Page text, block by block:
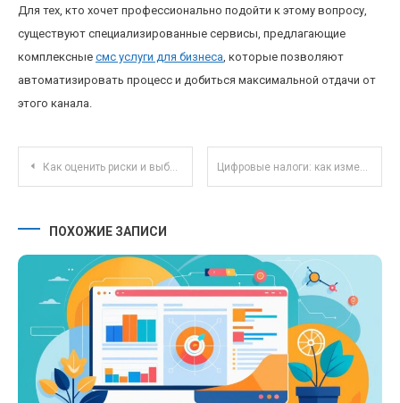
Для тех, кто хочет профессионально подойти к этому вопросу,
существуют специализированные сервисы, предлагающие
комплексные смс услуги для бизнеса, которые позволяют
автоматизировать процесс и добиться максимальной отдачи от
этого канала.
Навигация по записям
Как оценить риски и выбрать надежные инвестиционные инструменты новичку? Цифровые налоги: как изменится налоговая нагрузка при использовании криптовалют и блокчейн-технологий
ПОХОЖИЕ ЗАПИСИ